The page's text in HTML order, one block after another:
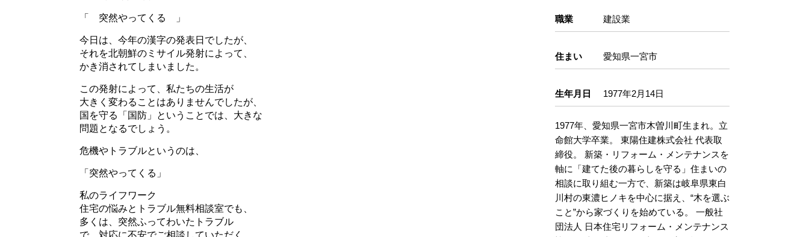
「 突然やってくる 」
今日は、今年の漢字の発表日でしたが、
それを北朝鮮のミサイル発射によって、
かき消されてしまいました。
この発射によって、私たちの生活が
大きく変わることはありませんでしたが、
国を守る「国防」ということでは、大きな
問題となるでしょう。
危機やトラブルというのは、
「突然やってくる」
私のライフワーク
住宅の悩みとトラブル無料相談室でも、
多くは、突然ふってわいたトラブル
で、対応に不安でご相談していただく
職業 建設業
住まい 愛知県一宮市
生年月日 1977年2月14日
1977年、愛知県一宮市木曽川町生まれ。立
命館大学卒業。 東陽住建株式会社 代表取
締役。 新築・リフォーム・メンテナンスを
軸に「建てた後の暮らしを守る」住まいの
相談に取り組む一方で、新築は岐阜県東白
川村の東濃ヒノキを中心に据え、“木を選ぶ
こと”から家づくりを始めている。 一般社
団法人 日本住宅リフォーム・メンテナンス